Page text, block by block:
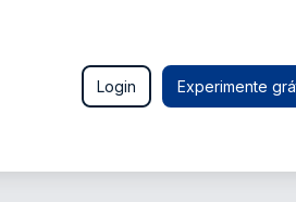
Login Experimente